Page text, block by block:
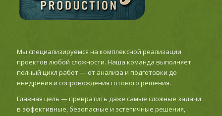
Мы специализируемся на комплексной реализации
проектов любой сложности. Наша команда выполняет
полный цикл работ — от анализа и подготовки до
внедрения и сопровождения готового решения.
Главная цель — превратить даже самые сложные задачи
в эффективные, безопасные и эстетичные решения,